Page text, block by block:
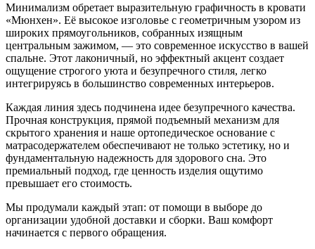
Минимализм обретает выразительную графичность в кровати
«Мюнхен». Её высокое изголовье с геометричным узором из
широких прямоугольников, собранных изящным
центральным зажимом, — это современное искусство в вашей
спальне. Этот лаконичный, но эффектный акцент создает
ощущение строгого уюта и безупречного стиля, легко
интегрируясь в большинство современных интерьеров.
Каждая линия здесь подчинена идее безупречного качества.
Прочная конструкция, прямой подъемный механизм для
скрытого хранения и наше ортопедическое основание с
матрасодержателем обеспечивают не только эстетику, но и
фундаментальную надежность для здорового сна. Это
премиальный подход, где ценность изделия ощутимо
превышает его стоимость.
Мы продумали каждый этап: от помощи в выборе до
организации удобной доставки и сборки. Ваш комфорт
начинается с первого обращения.